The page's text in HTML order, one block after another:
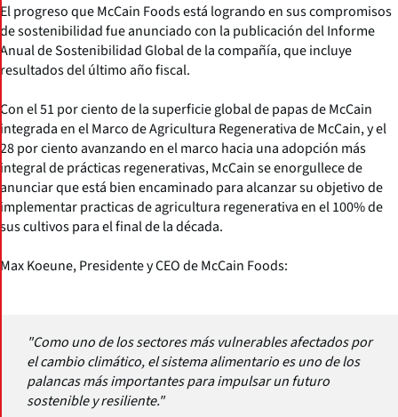
El progreso que McCain Foods está logrando en sus compromisos
de sostenibilidad fue anunciado con la publicación del Informe
Anual de Sostenibilidad Global de la compañía, que incluye
resultados del último año fiscal.
Con el 51 por ciento de la superficie global de papas de McCain
integrada en el Marco de Agricultura Regenerativa de McCain, y el
28 por ciento avanzando en el marco hacia una adopción más
integral de prácticas regenerativas, McCain se enorgullece de
anunciar que está bien encaminado para alcanzar su objetivo de
implementar practicas de agricultura regenerativa en el 100% de
sus cultivos para el final de la década.
Max Koeune, Presidente y CEO de McCain Foods:
"Como uno de los sectores más vulnerables afectados por
el cambio climático, el sistema alimentario es uno de los
palancas más importantes para impulsar un futuro
sostenible y resiliente."